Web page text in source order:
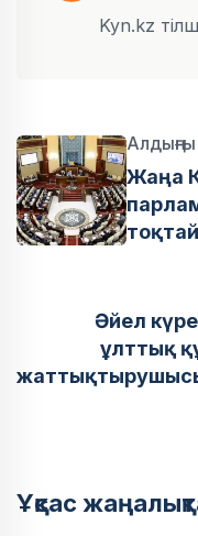
Kyn.kz
Жаңа
Әйел
ұлттық
Ұқсас